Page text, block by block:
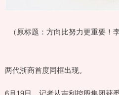
（原标题：方向比努力更重要
两代浙商首度同框出现。